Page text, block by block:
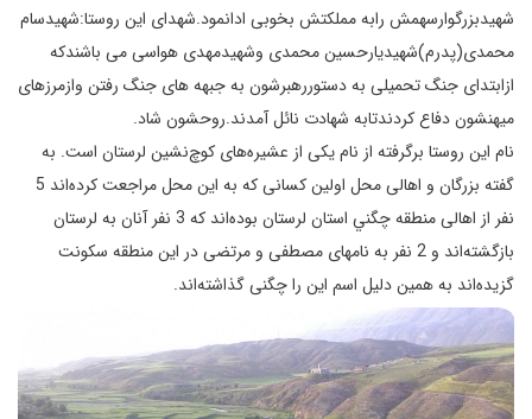
شهیدبزرگوارسهمش رابه مملکتش بخوبی ادانمود.شهدای این روستا:شهیدسام
محمدی(پدرم)شهیدیارحسین محمدی وشهیدمهدی هواسی می باشندکه
ازابتدای جنگ تحمیلی به دستوررهبرشون به جبهه های جنگ رفتن وازمرزهای
میهنشون دفاع کردندتابه شهادت نائل آمدند.روحشون شاد.
نام اين روستا برگرفته از نام يكی از عشيره‌های كوچ‌نشين لرستان است. به
گفته بزرگان و اهالی محل اولين كسانی كه به اين محل مراجعت كرده‌اند 5
نفر از اهالی منطقه چگني استان لرستان بوده‌اند كه 3 نفر آنان به لرستان
بازگشته‌اند و 2 نفر به نامهای مصطفی و مرتضی در اين منطقه سكونت
گزيده‌اند به همين دليل اسم اين را چگنی گذاشته‌اند.